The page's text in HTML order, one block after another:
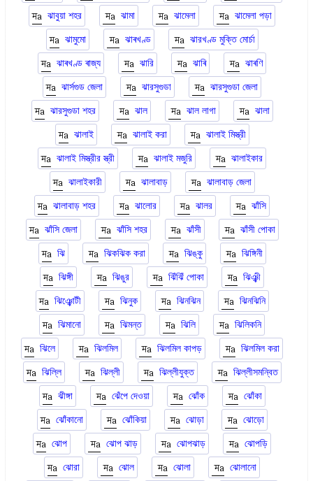
ঝাবুয়া শহর
ঝামা ঝামেলা
ঝামেলা পড়া
ঝামুমো
ঝাৰখণ্ড
ঝারখণ্ড মুক্তি মোর্চা
ঝাৰখণ্ড ৰাজ্য
ঝারি ঝাৰি
ঝাৰণি
ঝার্সগুড জেলা
ঝারসুগুডা
ঝারসুগুডা জেলা
ঝারসুগুডা শহর
ঝাল ঝাল লাগা
ঝালা
ঝালাই
ঝালাই করা
ঝালাই মিস্ত্রী
ঝালাই মিস্ত্রীর স্ত্রী
ঝালাই মজুরি
ঝালাইকার
ঝালাইকারী
ঝালাবাড়
ঝালাবাড় জেলা
ঝালাবাড় শহর
ঝালোর ঝালর
ঝাঁসি
ঝাঁসি জেলা
ঝাঁসি শহর ঝাঁসী
ঝাঁসী পোকা
ঝি
ঝিকঝিক করা ঝিঙ্কু
ঝিঙ্গিনী
ঝিঙ্গী
ঝিঙুর ঝিঁঝিঁ পোকা
ঝিঞ্ঝী
ঝিঞ্ঝোটী
ঝিনুক ঝিনঝিন
ঝিনঝিনি
ঝিমানো
ঝিমন্ত ঝিলি
ঝিলিকনি
ঝিলে
ঝিলমিল ঝিলমিল কাপড়
ঝিলমিল করা
ঝিল্লি
ঝিল্লী ঝিল্লীযুক্ত
ঝিল্লীসমন্বিত
ঝীঙ্গা
ঝেঁপে দেওয়া ঝোঁক
ঝোঁকা
ঝোঁকানো
ঝোঁকিয়া ঝোড়া
ঝোড়ো
ঝোপ
ঝোপ ঝাড় ঝোপঝাড়
ঝোপড়ি
ঝোরা
ঝোল ঝোলা
ঝোলানো